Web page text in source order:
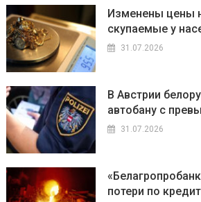
Изменены цены
скупаемые у
31.07.2026
В Австрии
автобану с
31.07.2026
потери по